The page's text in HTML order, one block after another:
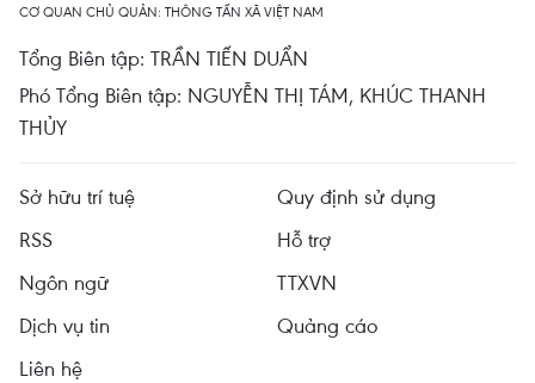
CƠ QUAN CHỦ QUẢN: THÔNG TẤN XÃ VIỆT NAM
Tổng Biên tập: TRẦN TIẾN DUẨN
Phó Tổng Biên tập: NGUYỄN THỊ TÁM, KHÚC THANH
THỦY
Sở hữu trí tuệ
Quy định sử dụng
RSS
Hỗ trợ
Ngôn ngữ
TTXVN
Dịch vụ tin
Quảng cáo
Liên hệ